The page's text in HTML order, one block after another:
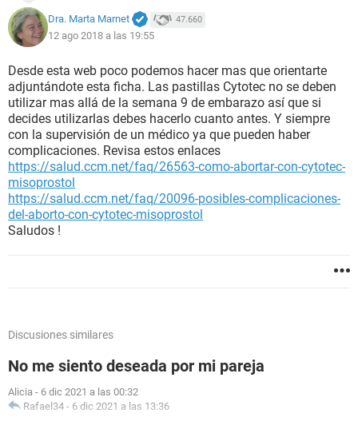
Dra. Marta Marnet 47.660
12 ago 2018 a las 19:55
Desde esta web poco podemos hacer mas que orientarte
adjuntándote esta ficha. Las pastillas Cytotec no se deben
utilizar mas allá de la semana 9 de embarazo así que si
decides utilizarlas debes hacerlo cuanto antes. Y siempre
con la supervisión de un médico ya que pueden haber
complicaciones. Revisa estos enlaces
https://salud.ccm.net/faq/26563-como-abortar-con-cytotec-
misoprostol
https://salud.ccm.net/faq/20096-posibles-complicaciones-
del-aborto-con-cytotec-misoprostol
Saludos !
Discusiones similares
No me siento deseada por mi pareja
Alicia - 6 dic 2021 a las 00:32
Rafael34 - 6 dic 2021 a las 13:36